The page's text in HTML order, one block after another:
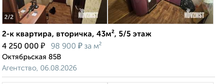
2/2
2-к квартира, вторичка, 43м², 5/5 этаж
4 250 000 ₽ 98 900 ₽ за м²
Октябрьская 85В
Агентство, 06.08.2026